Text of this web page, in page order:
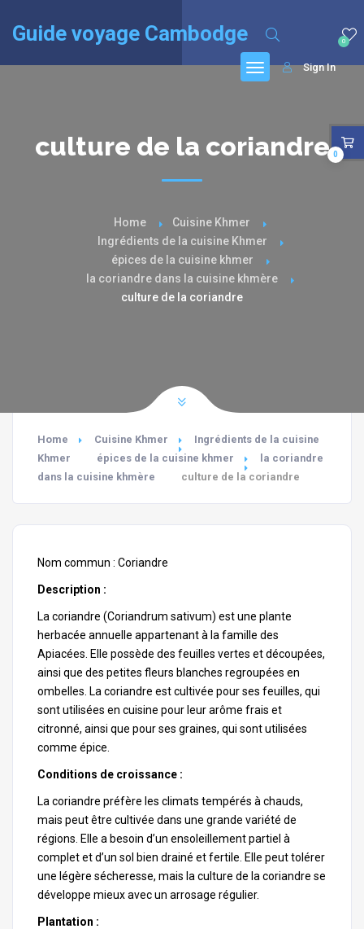
Guide voyage Cambodge 0
Sign In
culture de la coriandre
Home
Cuisine Khmer
Ingrédients de la cuisine Khmer
épices de la cuisine khmer
la coriandre dans la cuisine khmère
culture de la coriandre
Home Cuisine Khmer
Ingrédients de la cuisine
Khmer
épices de la cuisine khmer
la coriandre
dans la cuisine khmère
culture de la coriandre
Nom commun : Coriandre
Description :
La coriandre (Coriandrum sativum) est une plante
herbacée annuelle appartenant à la famille des
Apiacées. Elle possède des feuilles vertes et découpées,
ainsi que des petites fleurs blanches regroupées en
ombelles. La coriandre est cultivée pour ses feuilles, qui
sont utilisées en cuisine pour leur arôme frais et
citronné, ainsi que pour ses graines, qui sont utilisées
comme épice.
Conditions de croissance :
La coriandre préfère les climats tempérés à chauds,
mais peut être cultivée dans une grande variété de
régions. Elle a besoin d’un ensoleillement partiel à
complet et d’un sol bien drainé et fertile. Elle peut tolérer
une légère sécheresse, mais la culture de la coriandre se
développe mieux avec un arrosage régulier.
Plantation :
0